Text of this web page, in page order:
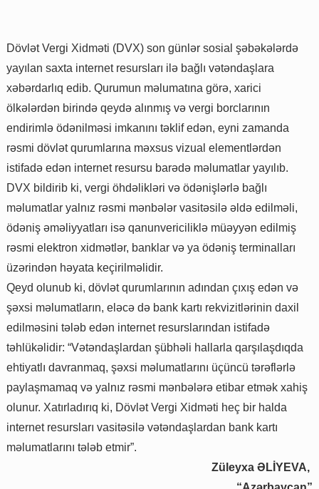
Dövlət Vergi Xidməti (DVX) son günlər sosial şəbəkələrdə
yayılan saxta internet resursları ilə bağlı vətəndaşlara
xəbərdarlıq edib. Qurumun məlumatına görə, xarici
ölkələrdən birində qeydə alınmış və vergi borclarının
endirimlə ödənilməsi imkanını təklif edən, eyni zamanda
rəsmi dövlət qurumlarına məxsus vizual elementlərdən
istifadə edən internet resursu barədə məlumatlar yayılıb.
DVX bildirib ki, vergi öhdəlikləri və ödənişlərlə bağlı
məlumatlar yalnız rəsmi mənbələr vasitəsilə əldə edilməli,
ödəniş əməliyyatları isə qanunvericiliklə müəyyən edilmiş
rəsmi elektron xidmətlər, banklar və ya ödəniş terminalları
üzərindən həyata keçirilməlidir.
Qeyd olunub ki, dövlət qurumlarının adından çıxış edən və
şəxsi məlumatların, eləcə də bank kartı rekvizitlərinin daxil
edilməsini tələb edən internet resurslarından istifadə
təhlükəlidir: “Vətəndaşlardan şübhəli hallarla qarşılaşdıqda
ehtiyatlı davranmaq, şəxsi məlumatlarını üçüncü tərəflərlə
paylaşmamaq və yalnız rəsmi mənbələrə etibar etmək xahiş
olunur. Xatırladırıq ki, Dövlət Vergi Xidməti heç bir halda
internet resursları vasitəsilə vətəndaşlardan bank kartı
məlumatlarını tələb etmir”.
Züleyxa ƏLİYEVA,